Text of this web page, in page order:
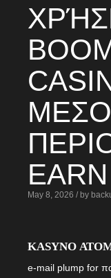
EARN
May 8, 2026 / by
KASYNO
e-mail plump for